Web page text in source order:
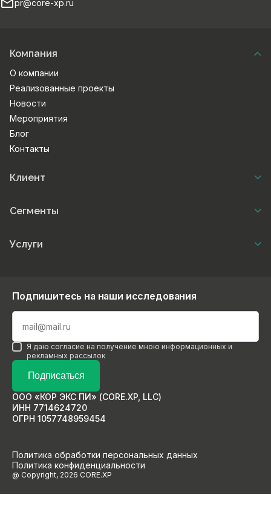
pr@core-xp.ru
Компания
О компании
Реализованные проекты
Новости
Мероприятия
Блог
Контакты
Клиент
Сегменты
Услуги
ООО «КОР ЭКС ПИ» (CORE.XP, LLC)
ИНН 7714624720
ОГРН 1057748959454
Политика обработки персональных данных
Политика конфиденциальности
@ Copyright, 2026 CORE.XP
Подпишитесь на наши исследования
Подписаться
Я даю согласие на получение мною информационных и
рекламных рассылок